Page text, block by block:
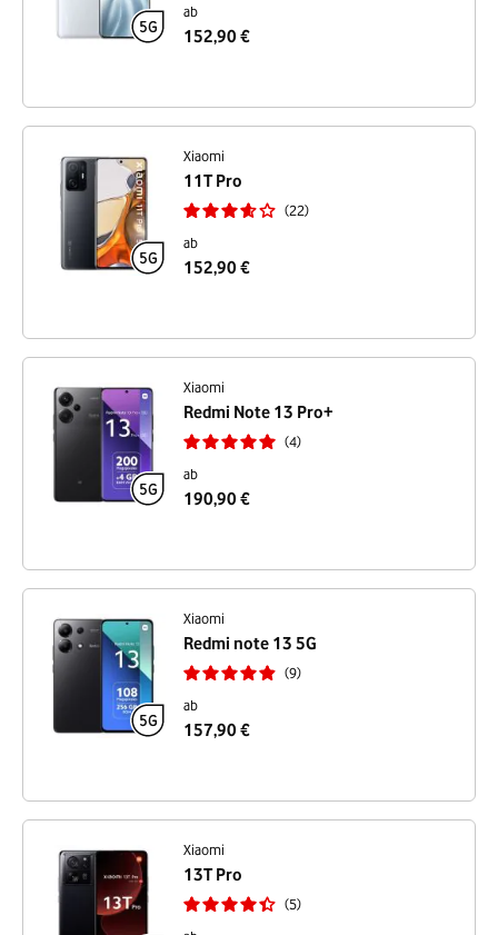
ab
152,90 €
Xiaomi
11T Pro
22
ab
152,90 €
Xiaomi
Redmi Note 13 Pro+
4
ab
190,90 €
Xiaomi
Redmi note 13 5G
9
ab
157,90 €
Xiaomi
13T Pro
5